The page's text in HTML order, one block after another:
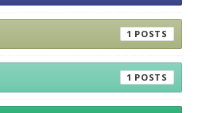
1
1